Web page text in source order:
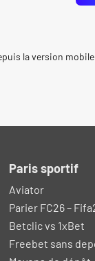
la version
Paris sportif
Aviator
Parier FC26 –
Betclic vs 1xBet
Freebet sans